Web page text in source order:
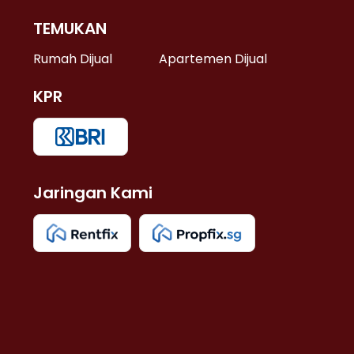
TEMUKAN
Rumah Dijual Apartemen Dijual
KPR
Jaringan Kami